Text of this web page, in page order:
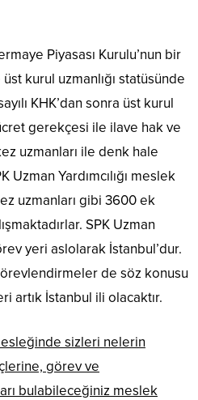
Piyasası Kurulu’nun bir
kurul uzmanlığı statüsünde
KHK’dan sonra üst kurul
gerekçesi ile ilave hak ve
uzmanları ile denk hale
Uzman Yardımcılığı meslek
uzmanları gibi 3600 ek
SPK Uzman
yeri aslolarak İstanbul’dur.
de söz konusu
artık İstanbul ili olacaktır.
sizleri nelerin
görev ve
bulabileceğiniz meslek